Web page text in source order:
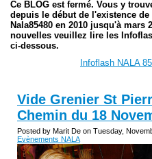
Ce BLOG est fermé. Vous y
depuis le début de l'existence
Nala85480 en 2010 jusqu'à mars
nouvelles veuillez lire les
ci-dessous.
Infoflash NALA
Vide Grenier St
Chemin‏ du 18
Posted by Marit De on Tuesday,
Evènements NALA